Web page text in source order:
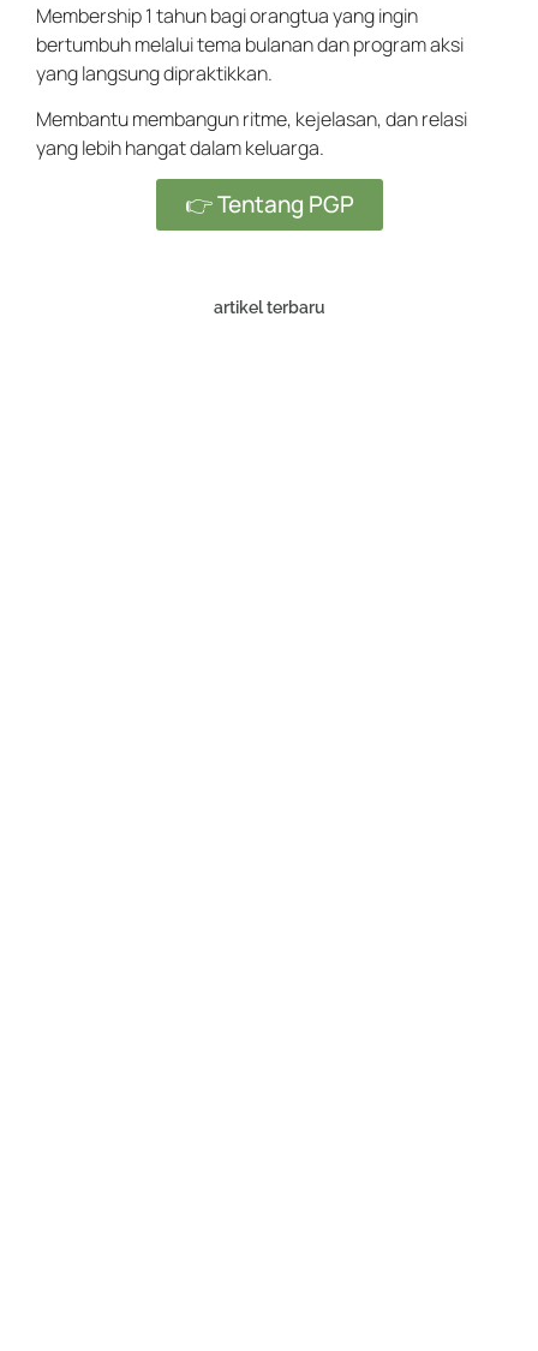
Membership 1 tahun bagi orangtua yang ingin
bertumbuh melalui tema bulanan dan program aksi
yang langsung dipraktikkan.
Membantu membangun ritme, kejelasan, dan relasi
yang lebih hangat dalam keluarga.
👉 Tentang PGP
artikel terbaru